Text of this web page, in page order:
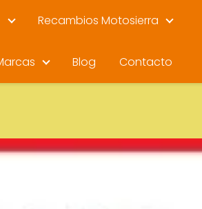
Recambios Motosierra
Blog Contacto